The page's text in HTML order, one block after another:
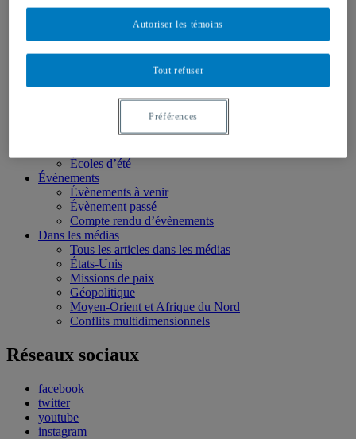
Conflits multidimensionnels
Centre FrancoPaix
Moyen-Orient et Afrique du Nord
Conflits multidimensionnels
Conférences personnalisées
Écoles d’été
Évènements
Évènements à venir
Évènement passé
Compte rendu d’évènements
Dans les médias
Tous les articles dans les médias
États-Unis
Missions de paix
Géopolitique
Moyen-Orient et Afrique du Nord
Conflits multidimensionnels
Réseaux sociaux
facebook
twitter
youtube
instagram
Tout refuser
Autoriser les témoins
Préférences